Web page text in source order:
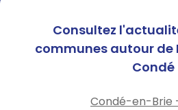
Consultez
communes autour
Condé
Condé-en-Brie